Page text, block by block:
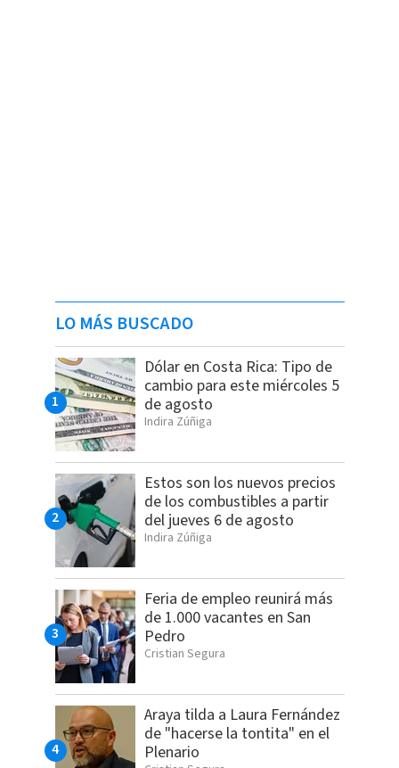
LO MÁS BUSCADO
Dólar en Costa Rica: Tipo de
cambio para este miércoles 5
de agosto
Indira Zúñiga
Estos son los nuevos precios
de los combustibles a partir
del jueves 6 de agosto
Indira Zúñiga
Feria de empleo reunirá más
de 1.000 vacantes en San
Pedro
Cristian Segura
Araya tilda a Laura Fernández
de "hacerse la tontita" en el
Plenario